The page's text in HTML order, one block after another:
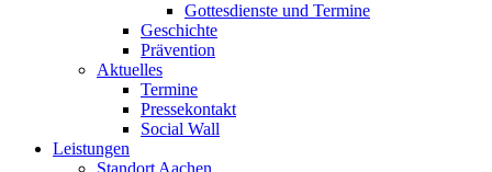
Gottesdienste und Termine
Geschichte
Prävention
Aktuelles
Termine
Pressekontakt
Social Wall
Leistungen